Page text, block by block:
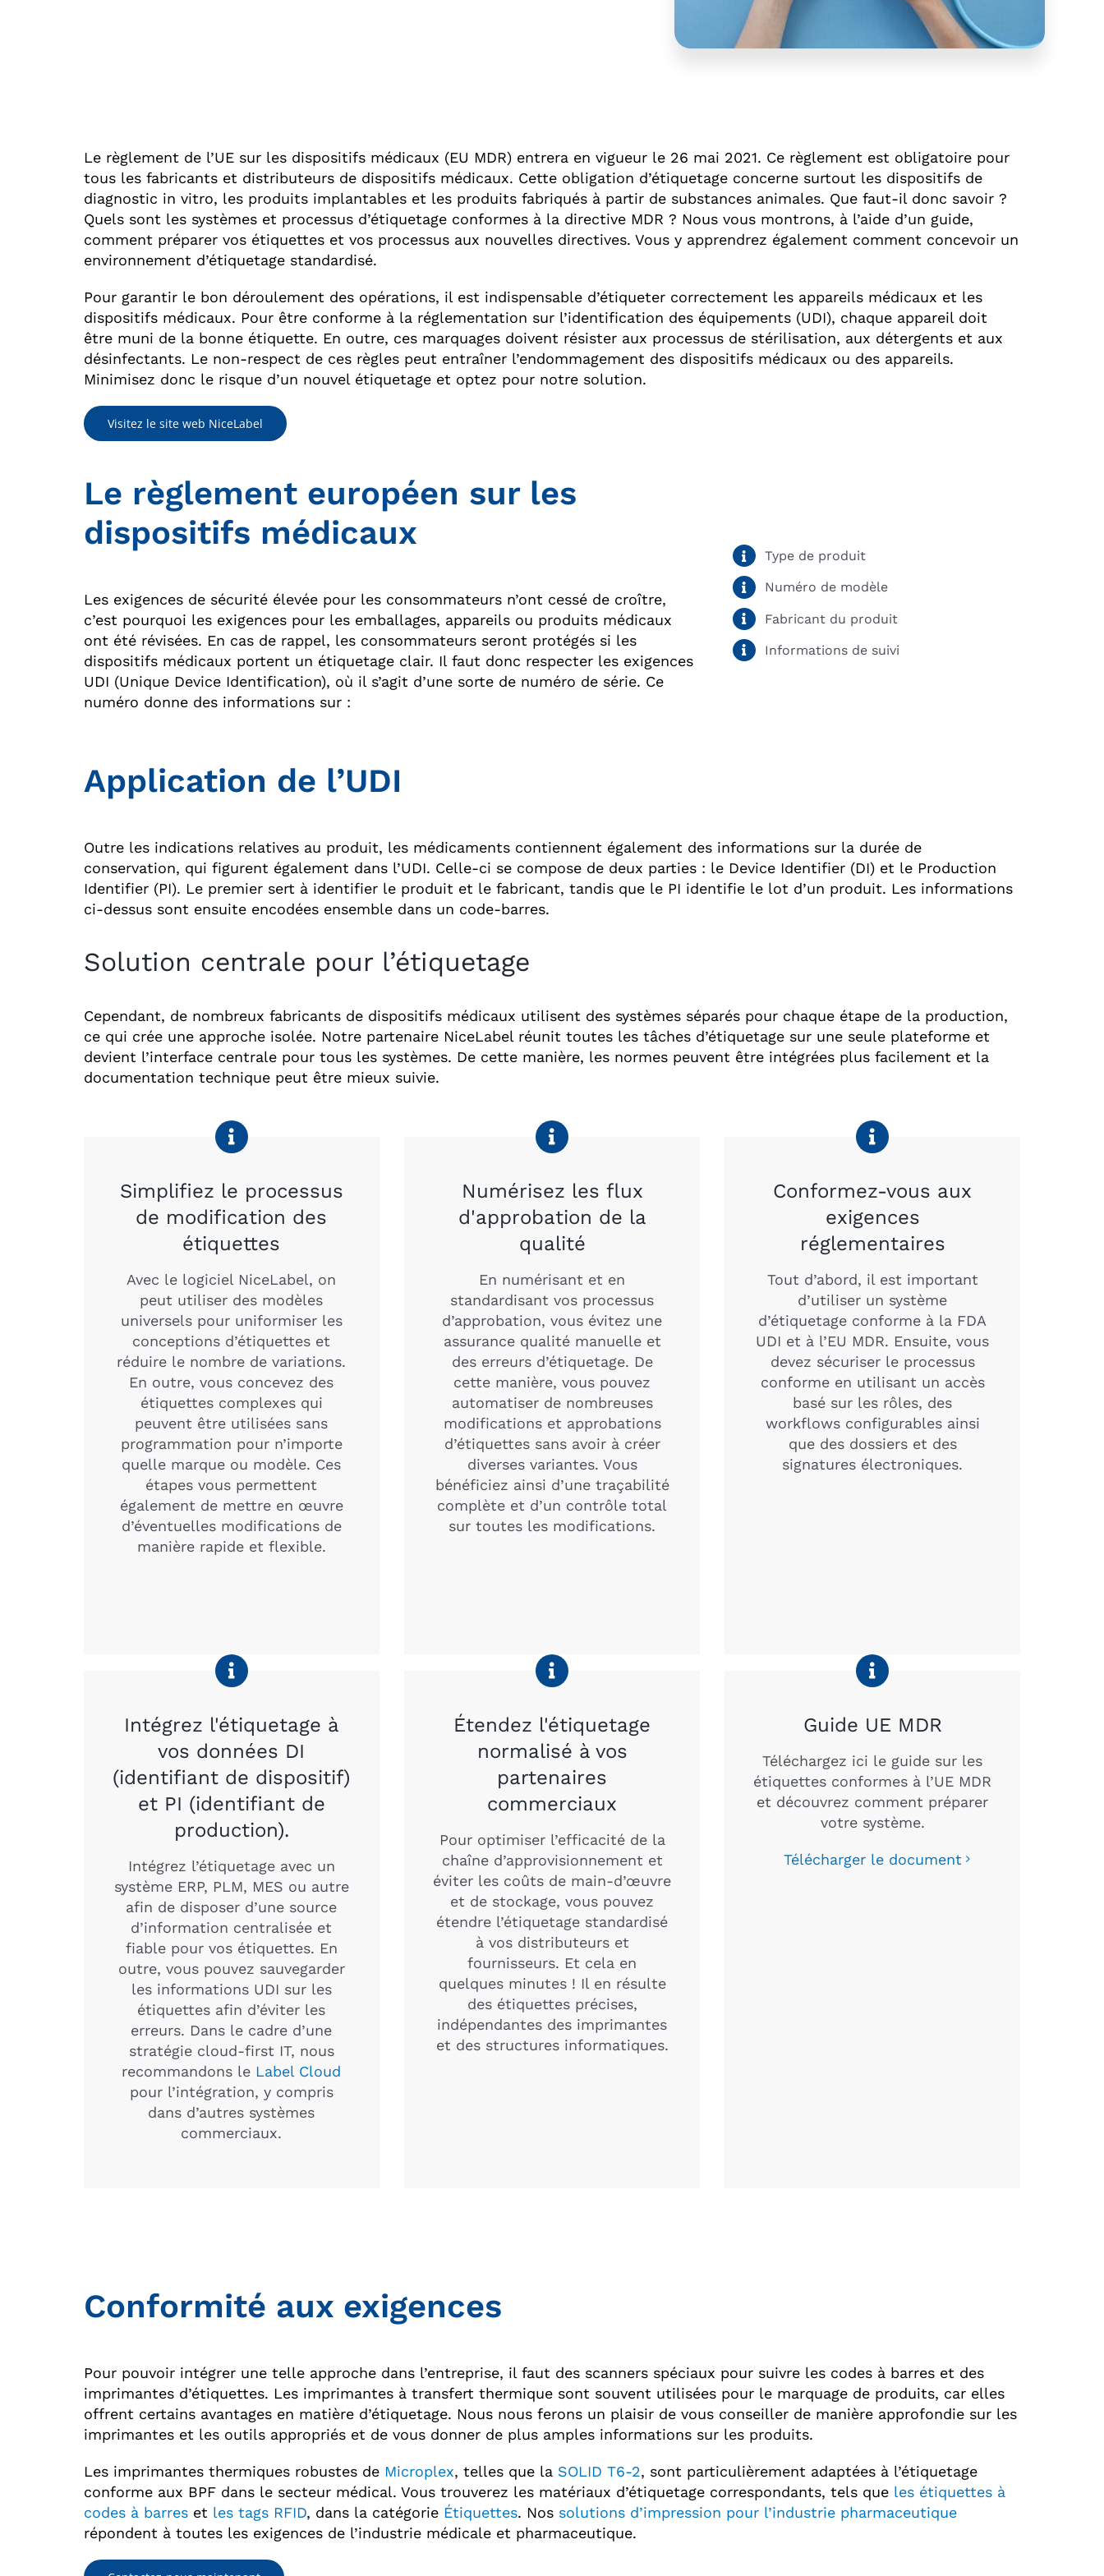
Le règlement de l’UE sur les dispositifs médicaux (EU MDR) entrera en vigueur le 26 mai 2021. Ce règlement est obligatoire pour
tous les fabricants et distributeurs de dispositifs médicaux. Cette obligation d’étiquetage concerne surtout les dispositifs de
diagnostic in vitro, les produits implantables et les produits fabriqués à partir de substances animales. Que faut-il donc savoir ?
Quels sont les systèmes et processus d’étiquetage conformes à la directive MDR ? Nous vous montrons, à l’aide d’un guide,
comment préparer vos étiquettes et vos processus aux nouvelles directives. Vous y apprendrez également comment concevoir un
environnement d’étiquetage standardisé.
Pour garantir le bon déroulement des opérations, il est indispensable d’étiqueter correctement les appareils médicaux et les
dispositifs médicaux. Pour être conforme à la réglementation sur l’identification des équipements (UDI), chaque appareil doit
être muni de la bonne étiquette. En outre, ces marquages doivent résister aux processus de stérilisation, aux détergents et aux
désinfectants. Le non-respect de ces règles peut entraîner l’endommagement des dispositifs médicaux ou des appareils.
Minimisez donc le risque d’un nouvel étiquetage et optez pour notre solution.
Visitez le site web NiceLabel
Le règlement européen sur les
dispositifs médicaux
Les exigences de sécurité élevée pour les consommateurs n’ont cessé de croître,
c’est pourquoi les exigences pour les emballages, appareils ou produits médicaux
ont été révisées. En cas de rappel, les consommateurs seront protégés si les
dispositifs médicaux portent un étiquetage clair. Il faut donc respecter les exigences
UDI (Unique Device Identification), où il s’agit d’une sorte de numéro de série. Ce
numéro donne des informations sur :
Type de produit
Numéro de modèle
Fabricant du produit
Informations de suivi
Application de l’UDI
Outre les indications relatives au produit, les médicaments contiennent également des informations sur la durée de
conservation, qui figurent également dans l’UDI. Celle-ci se compose de deux parties : le Device Identifier (DI) et le Production
Identifier (PI). Le premier sert à identifier le produit et le fabricant, tandis que le PI identifie le lot d’un produit. Les informations
ci-dessus sont ensuite encodées ensemble dans un code-barres.
Solution centrale pour l’étiquetage
Cependant, de nombreux fabricants de dispositifs médicaux utilisent des systèmes séparés pour chaque étape de la production,
ce qui crée une approche isolée. Notre partenaire NiceLabel réunit toutes les tâches d’étiquetage sur une seule plateforme et
devient l’interface centrale pour tous les systèmes. De cette manière, les normes peuvent être intégrées plus facilement et la
documentation technique peut être mieux suivie.
Simplifiez le processus
de modification des
étiquettes
Avec le logiciel NiceLabel, on
peut utiliser des modèles
universels pour uniformiser les
conceptions d’étiquettes et
réduire le nombre de variations.
En outre, vous concevez des
étiquettes complexes qui
peuvent être utilisées sans
programmation pour n’importe
quelle marque ou modèle. Ces
étapes vous permettent
également de mettre en œuvre
d’éventuelles modifications de
manière rapide et flexible.
Numérisez les flux
d'approbation de la
qualité
En numérisant et en
standardisant vos processus
d’approbation, vous évitez une
assurance qualité manuelle et
des erreurs d’étiquetage. De
cette manière, vous pouvez
automatiser de nombreuses
modifications et approbations
d’étiquettes sans avoir à créer
diverses variantes. Vous
bénéficiez ainsi d’une traçabilité
complète et d’un contrôle total
sur toutes les modifications.
Conformez-vous aux
exigences
réglementaires
Tout d’abord, il est important
d’utiliser un système
d’étiquetage conforme à la FDA
UDI et à l’EU MDR. Ensuite, vous
devez sécuriser le processus
conforme en utilisant un accès
basé sur les rôles, des
workflows configurables ainsi
que des dossiers et des
signatures électroniques.
Intégrez l'étiquetage à
vos données DI
(identifiant de dispositif)
et PI (identifiant de
production).
Intégrez l’étiquetage avec un
système ERP, PLM, MES ou autre
afin de disposer d’une source
d’information centralisée et
fiable pour vos étiquettes. En
outre, vous pouvez sauvegarder
les informations UDI sur les
étiquettes afin d’éviter les
erreurs. Dans le cadre d’une
stratégie cloud-first IT, nous
recommandons le Label Cloud
pour l’intégration, y compris
dans d’autres systèmes
commerciaux.
Étendez l'étiquetage
normalisé à vos
partenaires
commerciaux
Pour optimiser l’efficacité de la
chaîne d’approvisionnement et
éviter les coûts de main-d’œuvre
et de stockage, vous pouvez
étendre l’étiquetage standardisé
à vos distributeurs et
fournisseurs. Et cela en
quelques minutes ! Il en résulte
des étiquettes précises,
indépendantes des imprimantes
et des structures informatiques.
Guide UE MDR
Téléchargez ici le guide sur les
étiquettes conformes à l’UE MDR
et découvrez comment préparer
votre système.
Télécharger le document
Conformité aux exigences
Pour pouvoir intégrer une telle approche dans l’entreprise, il faut des scanners spéciaux pour suivre les codes à barres et des
imprimantes d’étiquettes. Les imprimantes à transfert thermique sont souvent utilisées pour le marquage de produits, car elles
offrent certains avantages en matière d’étiquetage. Nous nous ferons un plaisir de vous conseiller de manière approfondie sur les
imprimantes et les outils appropriés et de vous donner de plus amples informations sur les produits.
Les imprimantes thermiques robustes de Microplex, telles que la SOLID T6-2, sont particulièrement adaptées à l’étiquetage
conforme aux BPF dans le secteur médical. Vous trouverez les matériaux d’étiquetage correspondants, tels que les étiquettes à
codes à barreset les tags RFID, dans la catégorie Étiquettes. Nos solutions d’impression pour l’industrie pharmaceutique
répondent à toutes les exigences de l’industrie médicale et pharmaceutique.